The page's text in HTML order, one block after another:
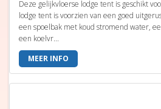
Deze gelijkvloerse lodge tent is geschikt
lodge tent is voorzien van een goed
een spoelbak met koud stromend water,
een koelvr...
MEER INFO